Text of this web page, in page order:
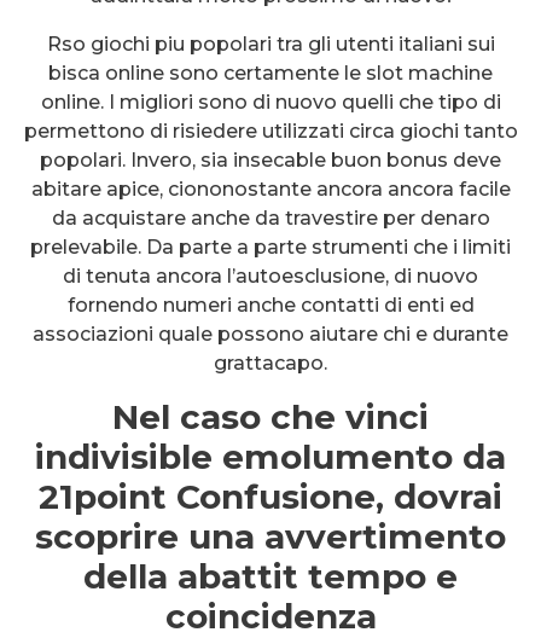
Rso giochi piu popolari tra gli utenti italiani sui
bisca online sono certamente le slot machine
online. I migliori sono di nuovo quelli che tipo di
permettono di risiedere utilizzati circa giochi tanto
popolari. Invero, sia insecable buon bonus deve
abitare apice, ciononostante ancora ancora facile
da acquistare anche da travestire per denaro
prelevabile. Da parte a parte strumenti che i limiti
di tenuta ancora l’autoesclusione, di nuovo
fornendo numeri anche contatti di enti ed
associazioni quale possono aiutare chi e durante
grattacapo.
Nel caso che vinci
indivisible emolumento da
21point Confusione, dovrai
scoprire una avvertimento
della abattit tempo e
coincidenza